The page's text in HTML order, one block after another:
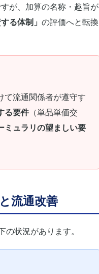
が、加算の名称・趣旨が
る体制」 の評価へと転換
て流通関係者が遵守す
る要件（単品単価交
ミュラリの望ましい要
流通改善
状況があります。